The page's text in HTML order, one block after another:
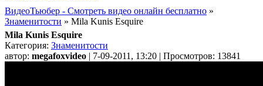
ВидеоТьюбер - Смотреть видео онлайн бесплатно »
Знаменитости » Mila Kunis Esquire
Mila Kunis Esquire
Категория: Знаменитости
автор: megafoxvideo | 7-09-2011, 13:20 | Просмотров: 13841